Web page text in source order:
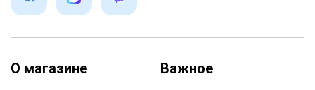
О магазине Важное